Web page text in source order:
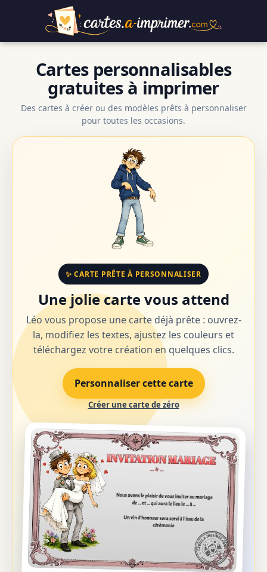
Cartes personnalisables
gratuites à imprimer
Des cartes à créer ou des modèles prêts à personnaliser
pour toutes les occasions.
✨ CARTE PRÊTE À PERSONNALISER
Une jolie carte vous attend
Léo vous propose une carte déjà prête : ouvrez-
la, modifiez les textes, ajustez les couleurs et
téléchargez votre création en quelques clics.
Personnaliser cette carte
Créer une carte de zéro